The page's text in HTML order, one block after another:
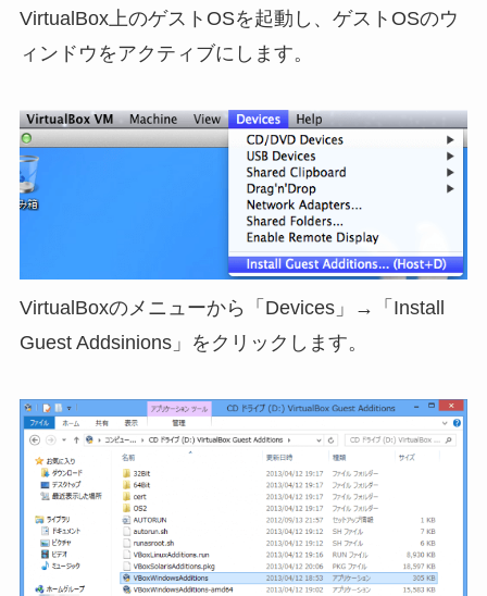
VirtualBox上のゲストOSを起動し、ゲストOSのウ
ィンドウをアクティブにします。
VirtualBoxのメニューから「Devices」→「Install
Guest Addsinions」をクリックします。